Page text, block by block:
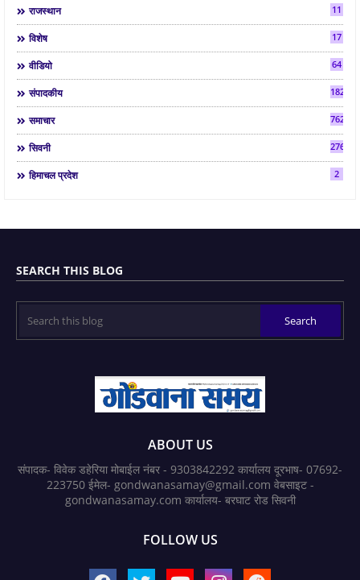
राजस्थान 11
विशेष 17
वीडियो 64
संपादकीय 182
समाचार 7624
सिवनी 2763
हिमाचल प्रदेश 2
SEARCH THIS BLOG
ABOUT US
संपादक- विवेक डहेरिया मोबाईल नंबर - 9303842292 कार्यालय दूरभाष- 07692-
223750 ईमेल- gondwanasamay@gmail.com वेबसाइट -
gondwanasamay.com कार्यालय- बरघाट रोड सिवनी
FOLLOW US